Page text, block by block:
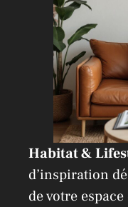
Habitat &
d’inspiration
de votre